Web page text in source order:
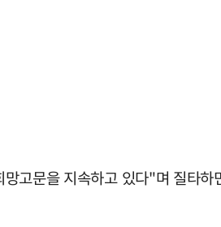
고문을 지속하고 있다"며 질타